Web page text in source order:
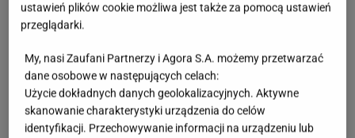
ustawień plików cookie możliwa jest także za pomocą ustawień
przeglądarki.
My, nasi Zaufani Partnerzy i Agora S.A. możemy przetwarzać
dane osobowe w następujących celach:
Użycie dokładnych danych geolokalizacyjnych. Aktywne
skanowanie charakterystyki urządzenia do celów
identyfikacji. Przechowywanie informacji na urządzeniu lub